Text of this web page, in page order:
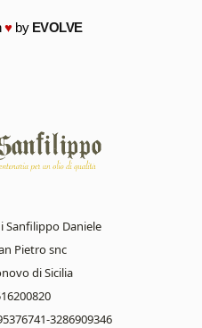
♥by EVOLVE
Sanfilippo Daniele
Pietro snc
di Sicilia
3286909346